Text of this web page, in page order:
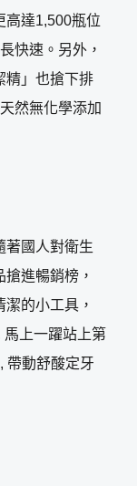
高達1,500瓶位
快速。另外，
精」也搶下排
然無化學添加
著國人對衛生
進暢銷榜，
的小工具，
上一躍站上第
帶動舒酸定牙